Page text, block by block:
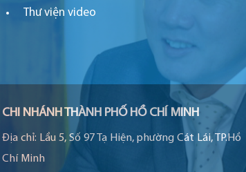
Thư viện video
CHI NHÁNH THÀNH PHỐ HỒ CHÍ MINH
Địa chỉ: Lầu 5, Số 97 Tạ Hiện, phường Cát Lái, TP.Hồ
Chí Minh